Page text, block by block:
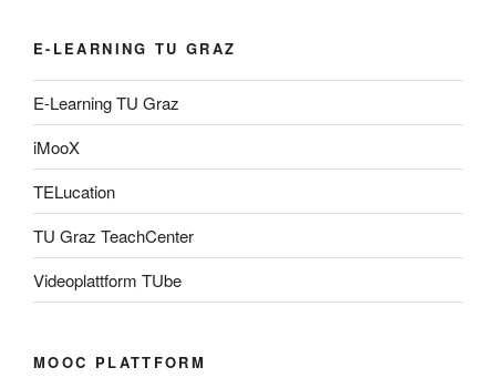
E-LEARNING TU GRAZ
E-Learning TU Graz
iMooX
TELucation
TU Graz TeachCenter
Videoplattform TUbe
MOOC PLATTFORM